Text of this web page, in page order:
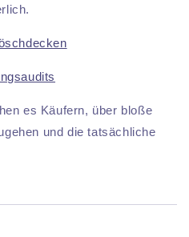
es Käufern, über bloße
und die tatsächliche